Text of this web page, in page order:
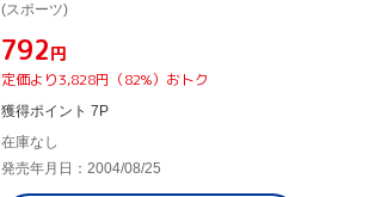
(スポーツ)
¥792円
定価より3,828円（82%）おトク
獲得ポイント 7P
在庫なし
発売年月日：2004/08/25